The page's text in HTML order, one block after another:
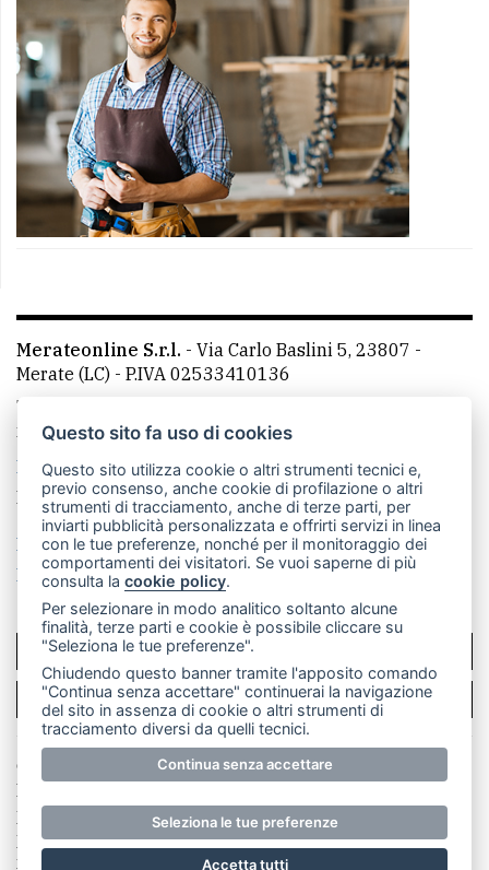
Merateonline S.r.l. - Via Carlo Baslini 5, 23807 -
Merate (LC) - P.IVA 02533410136
Telefono:
mail: redazione@merateonline.it
La redazione
CasateOnline LeccoOnline
RSS
Made by VIP
Privacy policy
Cookie policy
Rivedi le tue scelte sui cookie
SCRIVICI
PER LA TUA PUBBLICITÀ
© Copyright Merateonline S.r.l. - Tutti i diritti riservati.
E' proibita la riproduzione e pubblicazione anche
parziale di testi, articoli e immagini senza la
preventiva autorizzazione scritta dell'editore. RI Lecco
numero Rea LC 291.277 - Capitale sociale 10.329,14 €
Questo sito fa uso di cookies
Questo sito utilizza cookie o altri strumenti tecnici e,
previo consenso, anche cookie di profilazione o altri
strumenti di tracciamento, anche di terze parti, per
inviarti pubblicità personalizzata e offrirti servizi in linea
con le tue preferenze, nonché per il monitoraggio dei
comportamenti dei visitatori. Se vuoi saperne di più
consulta lacookie policy.
Per selezionare in modo analitico soltanto alcune
finalità, terze parti e cookie è possibile cliccare su
"Seleziona le tue preferenze".
Chiudendo questo banner tramite l'apposito comando
"Continua senza accettare" continuerai la navigazione
del sito in assenza di cookie o altri strumenti di
tracciamento diversi da quelli tecnici.
Continua senza accettare
Seleziona le tue preferenze
Accetta tutti